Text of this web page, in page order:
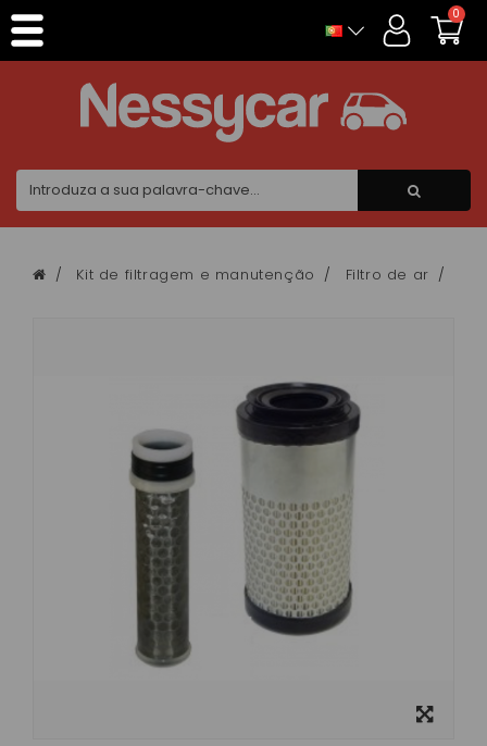
0
Kit de filtragem e manutenção Filtro de ar
Painel de Gerenciamento de Cookies